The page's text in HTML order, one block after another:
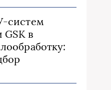
систем
GSK в